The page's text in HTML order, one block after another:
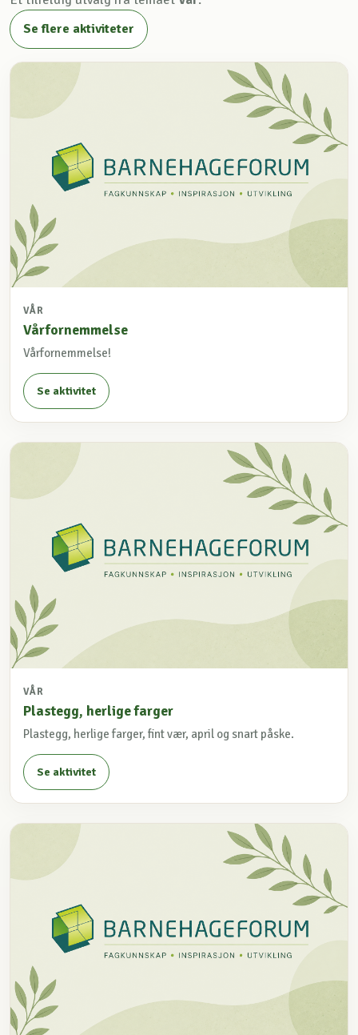
Se flere aktiviteter
VÅR
Vårfornemmelse
Vårfornemmelse!
Se aktivitet
VÅR
Plastegg, herlige farger
Plastegg, herlige farger, fint vær, april og snart påske.
Se aktivitet